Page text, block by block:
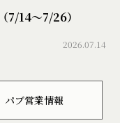
7/14〜7/26）
2026.07.14
パブ営業情報